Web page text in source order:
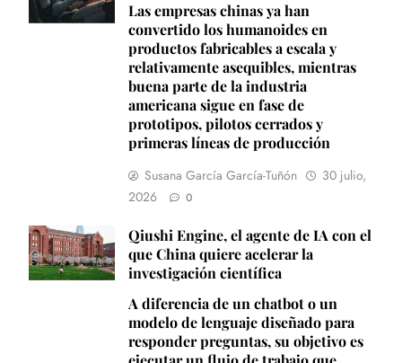
Las empresas chinas ya han
convertido los humanoides en
productos fabricables a escala y
relativamente asequibles, mientras
buena parte de la industria
americana sigue en fase de
prototipos, pilotos cerrados y
primeras líneas de producción
Susana García García-Tuñón
30 julio,
2026
0
Qiushi Engine, el agente de IA con el
que China quiere acelerar la
investigación científica
A diferencia de un chatbot o un
modelo de lenguaje diseñado para
responder preguntas, su objetivo es